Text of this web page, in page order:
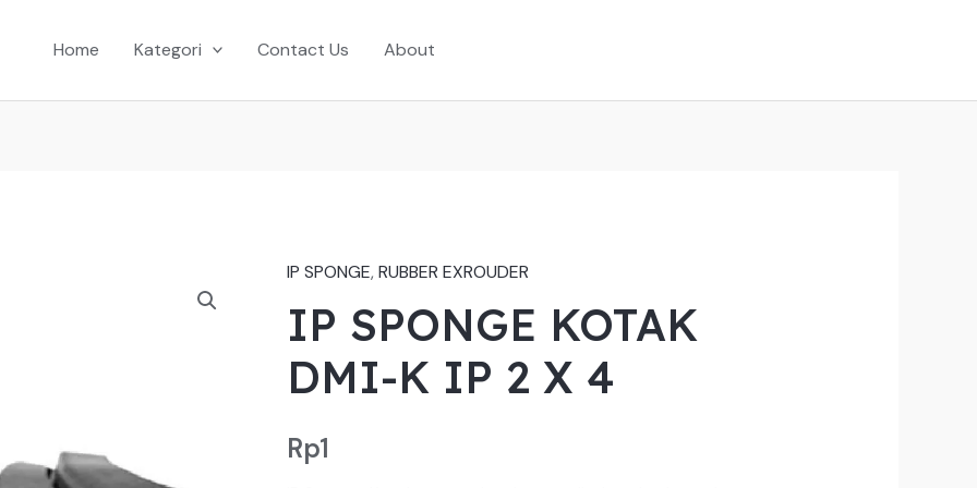
Home Kategori Contact Us About
IP SPONGE,RUBBER EXROUDER
IP SPONGE KOTAK
DMI-K IP 2 X 4
Rp1